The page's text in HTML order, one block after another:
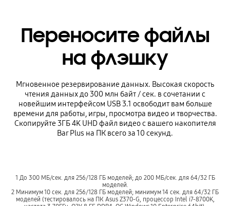
Переносите файлы
на флэшку
Мгновенное резервирование данных. Высокая скорость
чтения данных до 300 млн байт / сек. в сочетании с
новейшим интерфейсом USB 3.1 освободит вам больше
времени для работы, игры, просмотра видео и творчества.
Скопируйте 3ГБ 4K UHD файл видео с вашего накопителя
Bar Plus на ПК всего за 10 секунд.
1 До 300 MБ/сек. для 256/128 ГБ моделей; до 200 MБ/сек. для 64/32 ГБ
моделей.
2 Минимум 10 сек. для 256/128 ГБ моделей; минимум 14 сек. для 64/32 ГБ
моделей (тестировалось на ПК Asus Z370-G, процессор Intel i7-8700K,